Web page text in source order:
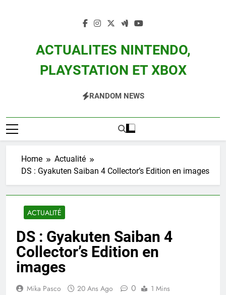
ACTUALITES NINTENDO,
PLAYSTATION ET XBOX
Zelda, Splatoon, Pokemon Entre Autres
RANDOM NEWS
Home
Actualité
DS : Gyakuten Saiban 4 Collector’s Edition en images
ACTUALITÉ
DS : Gyakuten Saiban 4
Collector’s Edition en
images
Mika Pasco 20 Ans Ago 0 1 Mins